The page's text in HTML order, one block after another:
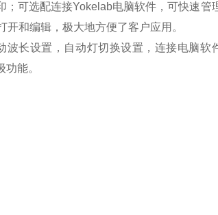
可选配连接Yokelab电脑软件，可快速管
和编辑，极大地方便了客户应用。
长设置，自动灯切换设置，连接电脑软
能。